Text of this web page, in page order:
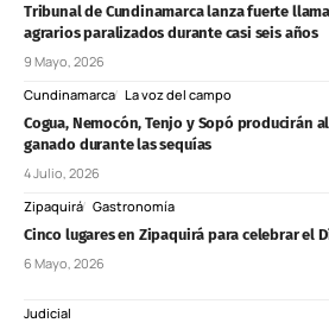
Tribunal de Cundinamarca lanza fuerte
agrarios paralizados durante casi seis años
9 Mayo, 2026
Cundinamarca La voz del campo
Cogua, Nemocón, Tenjo y Sopó producirán
ganado durante las sequías
4 Julio, 2026
Zipaquirá Gastronomía
Cinco lugares en Zipaquirá para celebrar el
6 Mayo, 2026
Judicial